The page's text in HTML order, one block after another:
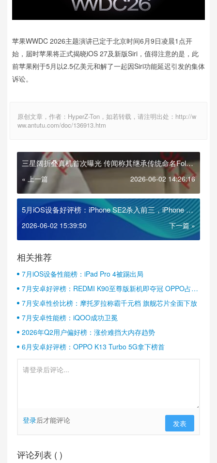
苹果WWDC 2026主题演讲已定于北京时间6月9日凌晨1点开
始，届时苹果将正式揭晓iOS 27及新版Siri，值得注意的是，此
前苹果刚于5月以2.5亿美元和解了一起因Siri功能延迟引发的集体
诉讼。
原创文章，作者：HyperZ-Ton，如若转载，请注明出处：http://w
ww.antutu.com/doc/136913.htm
三星阔折叠真机首次曝光 传闻称其继承传统命名Fold
8 窄长版改名Ultra
« 上一篇 2026-06-02 14:26:16
5月iOS设备好评榜：iPhone SE2杀入前三，iPhone Air
首次入榜！
2026-06-02 15:39:50 下一篇 »
相关推荐
7月iOS设备性能榜：iPad Pro 4被踢出局
7月安卓好评榜：REDMI K90至尊版新机即夺冠 OPPO占据
半壁江山
7月安卓性价比榜：摩托罗拉称霸千元档 旗舰芯片全面下放
7月安卓性能榜：iQOO成功卫冕
2026年Q2用户偏好榜：涨价难挡大内存趋势
6月安卓好评榜：OPPO K13 Turbo 5G拿下榜首
登录后才能评论 发表
评论列表 ( )